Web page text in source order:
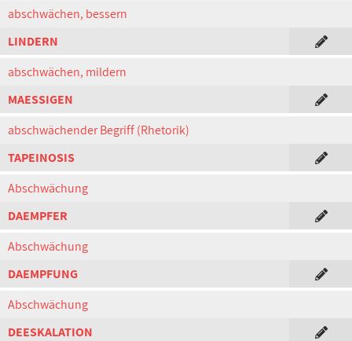
abschwächen, bessern
LINDERN
abschwächen, mildern
MAESSIGEN
abschwächender Begriff (Rhetorik)
TAPEINOSIS
Abschwächung
DAEMPFER
Abschwächung
DAEMPFUNG
Abschwächung
DEESKALATION